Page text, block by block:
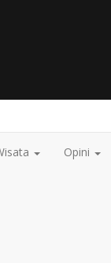
Opini